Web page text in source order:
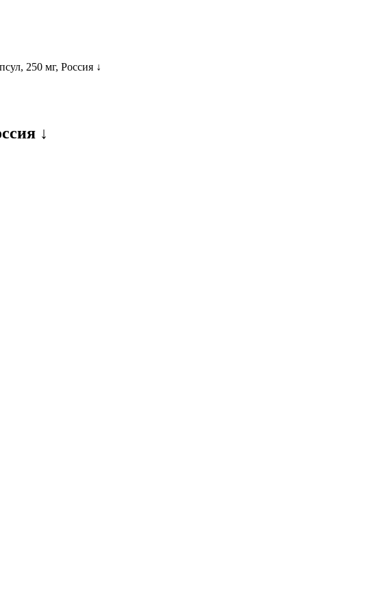
250 мг, Россия ↓
↓